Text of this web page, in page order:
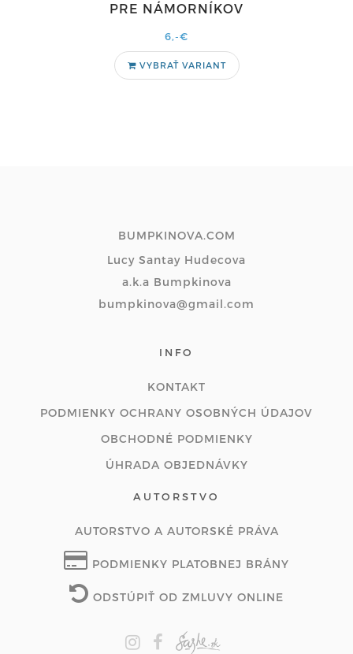
PRE NÁMORNÍKOV
6,-€
VYBRAŤ VARIANT
BUMPKINOVA.COM
Lucy Santay Hudecova
a.k.a Bumpkinova
bumpkinova@gmail.com
INFO
KONTAKT
PODMIENKY OCHRANY OSOBNÝCH ÚDAJOV
OBCHODNÉ PODMIENKY
ÚHRADA OBJEDNÁVKY
AUTORSTVO
AUTORSTVO A AUTORSKÉ PRÁVA
PODMIENKY PLATOBNEJ BRÁNY
ODSTÚPIŤ OD ZMLUVY ONLINE